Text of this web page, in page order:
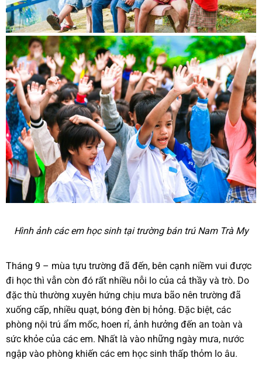
Hình ảnh các em học sinh tại trường bán trú Nam Trà My
Tháng 9 – mùa tựu trường đã đến, bên cạnh niềm vui được
đi học thì vẫn còn đó rất nhiều nỗi lo của cả thầy và trò. Do
đặc thù thường xuyên hứng chịu mưa bão nên trường đã
xuống cấp, nhiều quạt, bóng đèn bị hỏng. Đặc biệt, các
phòng nội trú ẩm mốc, hoen rỉ, ảnh hưởng đến an toàn và
sức khỏe của các em. Nhất là vào những ngày mưa, nước
ngập vào phòng khiến các em học sinh thấp thỏm lo âu.